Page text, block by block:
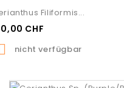
Filiformis...
CHF
 nicht verfügbar